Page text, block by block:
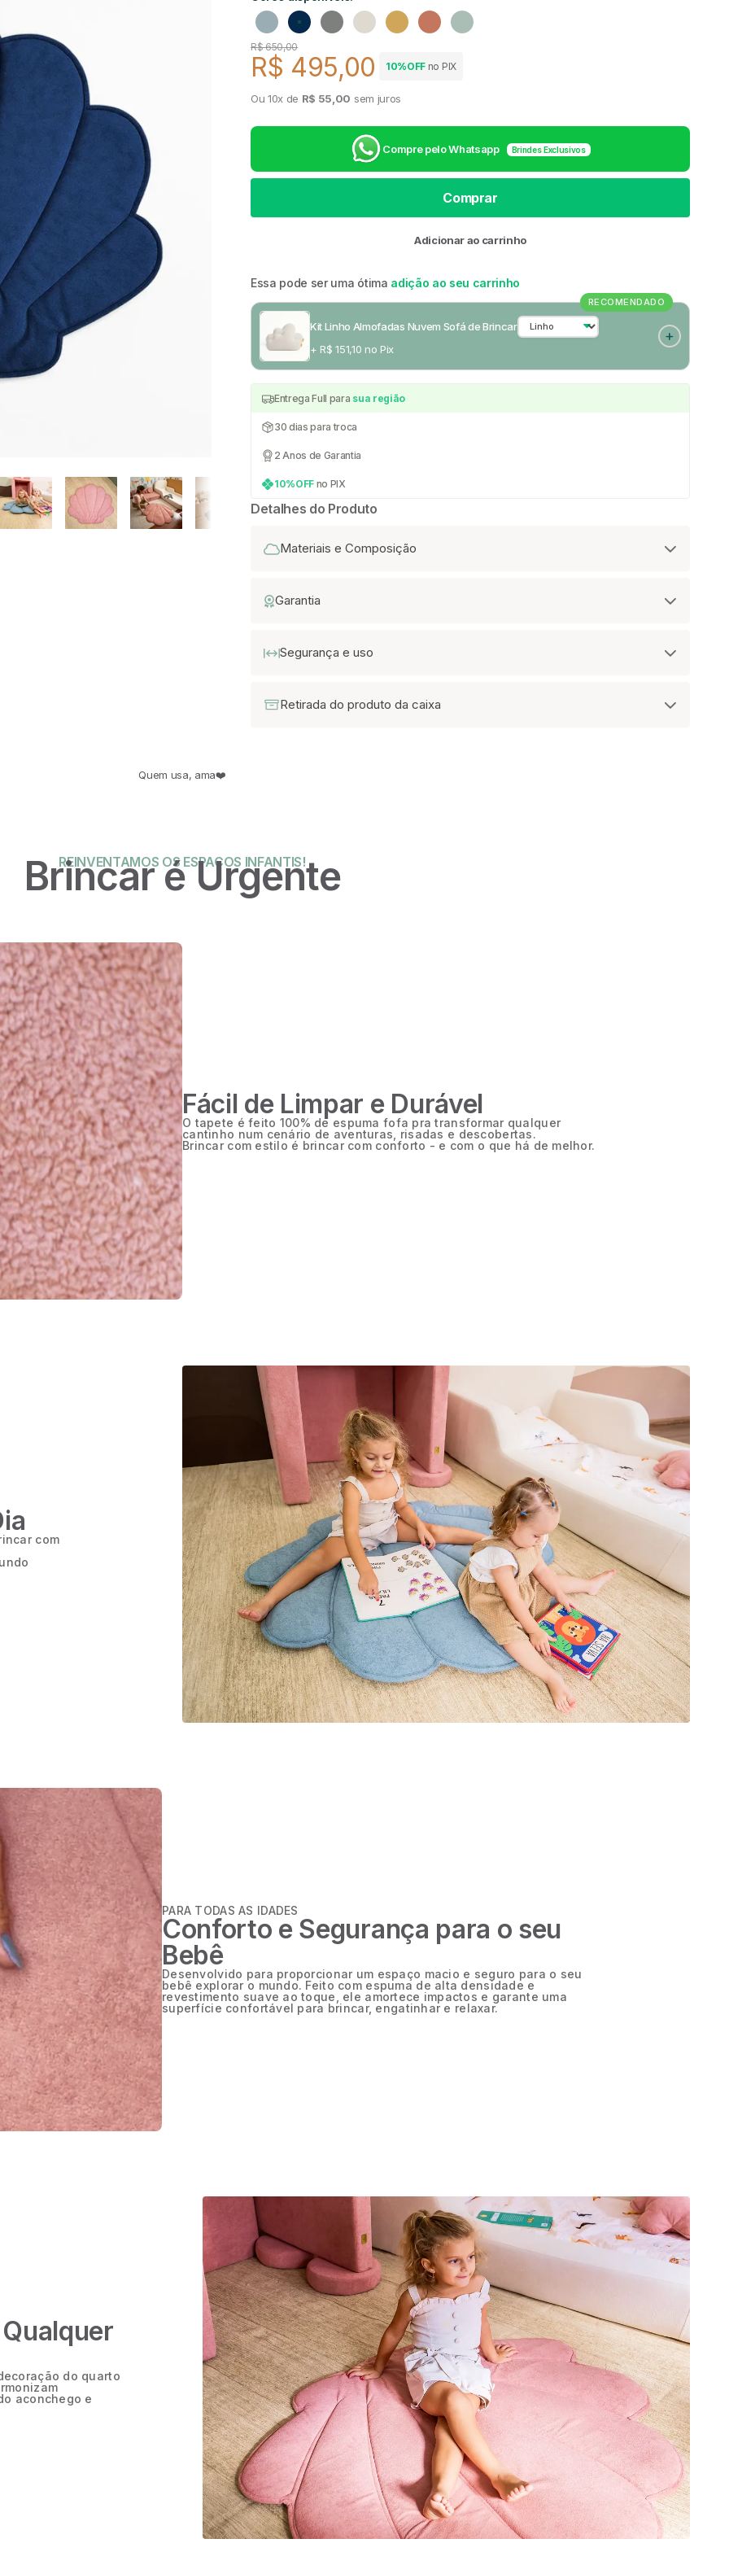
Azul claroAzul marinho
Cinza Linho MostardaRosa Verde
Preço regular
R$ 650,00
Preço de venda
R$ 495,00 10%OFF no PIX
Ou 10x de R$ 55,00 sem juros
Compre pelo Whatsapp Brindes Exclusivos
Comprar
Adicionar ao carrinho
Essa pode ser uma ótima adição ao seu carrinho
RECOMENDADO
Kit Linho Almofadas Nuvem Sofá de Brincar
+ R$ 151,10 no Pix
Entrega Full para sua região
30 dias para troca
2 Anos de Garantia
10%OFF no PIX
Detalhes do Produto
Materiais e Composição
Garantia
Segurança e uso
Retirada do produto da caixa
Quem usa, ama❤️
REINVENTAMOS OS ESPAÇOS INFANTIS!
Brincar é Urgente
Fácil de Limpar e Durável
O tapete é feito 100% de espuma fofa pra transformar qualquer
cantinho num cenário de aventuras, risadas e descobertas.
Brincar com estilo é brincar com conforto - e com o que há de melhor.
com
PARA TODAS AS IDADES
Conforto e Segurança para o seu
Bebê
Desenvolvido para proporcionar um espaço macio e seguro para o seu
bebê explorar o mundo. Feito com espuma de alta densidade e
revestimento suave ao toque, ele amortece impactos e garante uma
superfície confortável para brincar, engatinhar e relaxar.
do quarto
aconchego e